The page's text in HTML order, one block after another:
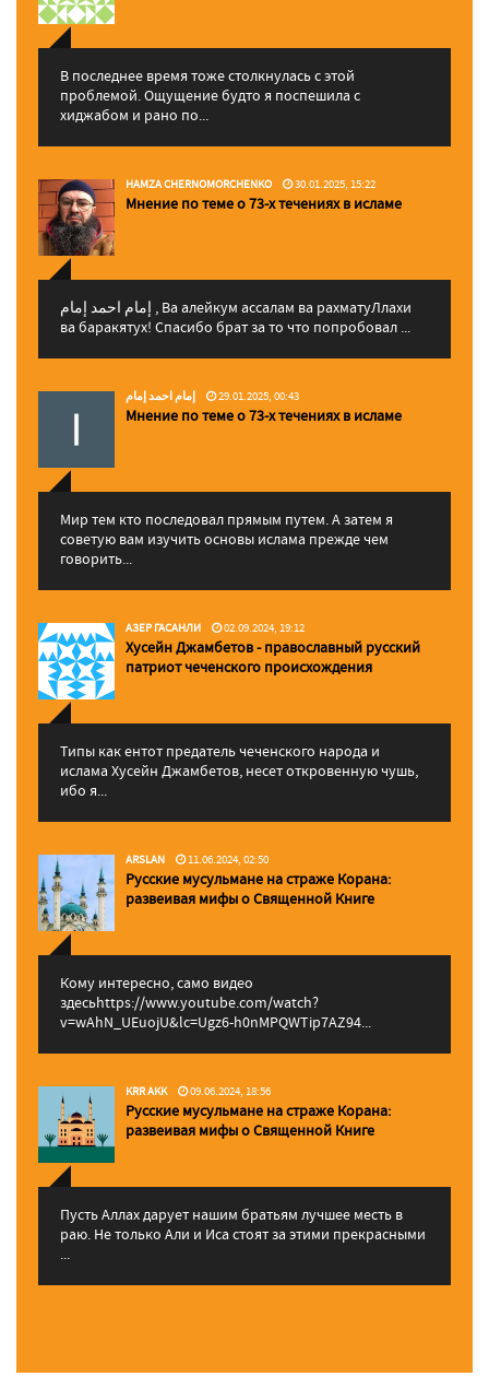
В последнее время тоже столкнулась с этой
проблемой. Ощущение будто я поспешила с
хиджабом и рано по...
HAMZA CHERNOMORCHENKO 30.01.2025, 15:22
Мнение по теме о 73-х течениях в исламе
إمام احمد إمام , Ва алейкум ассалам ва рахматуЛлахи
ва баракятух! Спасибо брат за то что попробовал ...
إمام احمد إمام 29.01.2025, 00:43
Мнение по теме о 73-х течениях в исламе
Мир тем кто последовал прямым путем. А затем я
советую вам изучить основы ислама прежде чем
говорить...
АЗЕР ГАСАНЛИ 02.09.2024, 19:12
Хусейн Джамбетов - православный русский
патриот чеченского происхождения
Типы как ентот предатель чеченского народа и
ислама Хусейн Джамбетов, несет откровенную чушь,
ибо я...
ARSLAN 11.06.2024, 02:50
Русские мусульмане на страже Корана:
pазвеивая мифы о Священной Книге
Кому интересно, само видео
здесьhttps://www.youtube.com/watch?
v=wAhN_UEuojU&lc=Ugz6-h0nMPQWTip7AZ94...
KRR AKK 09.06.2024, 18:56
Русские мусульмане на страже Корана:
pазвеивая мифы о Священной Книге
Пусть Аллах дарует нашим братьям лучшее месть в
раю. Не только Али и Иса стоят за этими прекрасными
...